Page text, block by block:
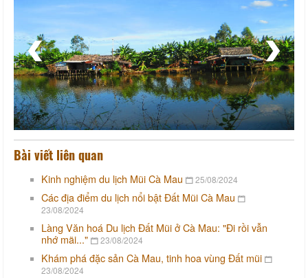
Bài viết liên quan
Kinh nghiệm du lịch Mũi Cà Mau 25/08/2024
Các địa điểm du lịch nổi bật Đất Mũi Cà Mau
23/08/2024
Làng Văn hoá Du lịch Đất Mũi ở Cà Mau: "Đi rồi vẫn
nhớ mãi..."
23/08/2024
Khám phá đặc sản Cà Mau, tinh hoa vùng Đất mũi
23/08/2024